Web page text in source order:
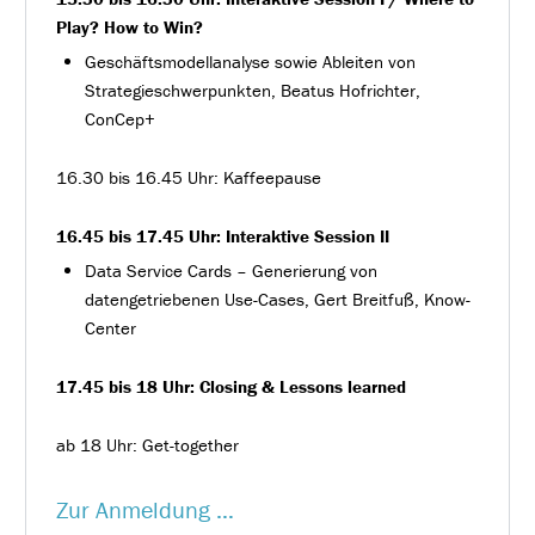
Play? How to Win?
Geschäftsmodellanalyse sowie Ableiten von
Strategieschwerpunkten, Beatus Hofrichter,
ConCep+
16.30 bis 16.45 Uhr: Kaffeepause
16.45 bis 17.45 Uhr: Interaktive Session II
Data Service Cards – Generierung von
datengetriebenen Use-Cases, Gert Breitfuß, Know-
Center
17.45 bis 18 Uhr: Closing & Lessons learned
ab 18 Uhr: Get-together
Zur Anmeldung …